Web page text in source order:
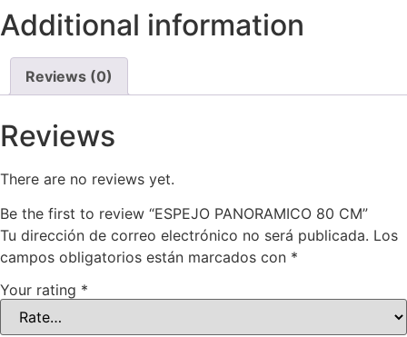
Additional information
Reviews (0)
Reviews
There are no reviews yet.
Be the first to review “ESPEJO PANORAMICO 80 CM”
Tu dirección de correo electrónico no será publicada. Los
campos obligatorios están marcados con *
Your rating *